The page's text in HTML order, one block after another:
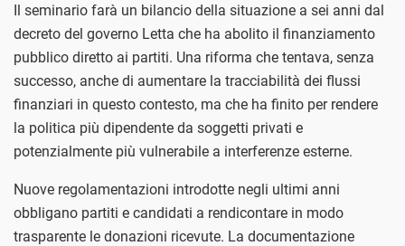
Il seminario farà un bilancio della situazione a sei anni dal
decreto del governo Letta che ha abolito il finanziamento
pubblico diretto ai partiti. Una riforma che tentava, senza
successo, anche di aumentare la tracciabilità dei flussi
finanziari in questo contesto, ma che ha finito per rendere
la politica più dipendente da soggetti privati e
potenzialmente più vulnerabile a interferenze esterne.
Nuove regolamentazioni introdotte negli ultimi anni
obbligano partiti e candidati a rendicontare in modo
trasparente le donazioni ricevute. La documentazione